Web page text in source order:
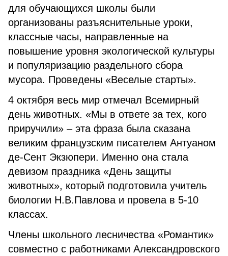
для обучающихся школы были
организованы разъяснительные уроки,
классные часы, направленные на
повышение уровня экологической культуры
и популяризацию раздельного сбора
мусора. Проведены «Веселые старты».
4 октября весь мир отмечал Всемирный
день животных. «Мы в ответе за тех, кого
приручили» – эта фраза была сказана
великим французским писателем Антуаном
де-Сент Экзюпери. Именно она стала
девизом праздника «День защиты
животных», который подготовила учитель
биологии Н.В.Павлова и провела в 5-10
классах.
Члены школьного лесничества «Романтик»
совместно с работниками Александровского